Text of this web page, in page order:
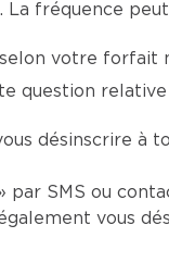
fréquence
votre
question
désinscrire à
par SMS ou
vous